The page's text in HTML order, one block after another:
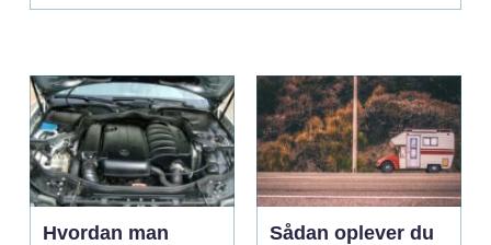
Hvordan man
Sådan oplever du